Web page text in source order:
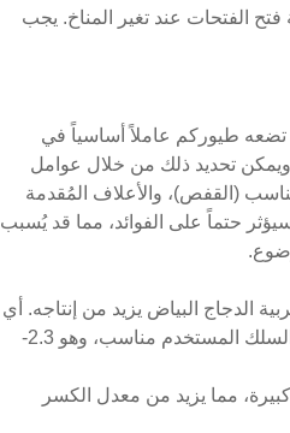
الفتحات عند تغير المناخ. يجب
تضعه طيوركم عاملاً أساسياً في
ويمكن تحديد ذلك من خلال عوامل
(القفص)، والأعلاف المُقدمة
حتماً على الفوائد، مما قد يُسبب
الدجاج البياض يزيد من إنتاجه. أي
اختيار خاطئ للقفص سيؤثر حتمًا على إنتاج بيض طيورك. يتطلب إنتاج قفص البياض موادًا أفضل وتقنيات متطورة. قطر السلك المستخدم مناسب، وهو 2.3-
مما يزيد من معدل الكسر